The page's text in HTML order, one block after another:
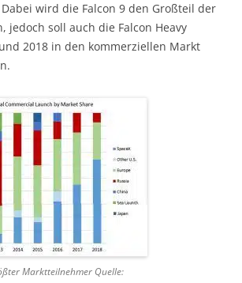
wird die Falcon 9 den Großteil der
jedoch soll auch die Falcon Heavy
2018 in den kommerziellen Markt
Marktteilnehmer Quelle: